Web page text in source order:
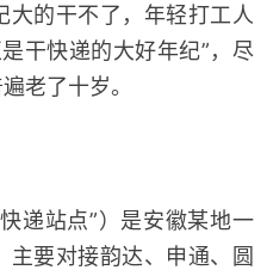
的干不了，年轻打工人
干快递的大好年纪”，尽
老了十岁。
站点”）是安徽某地一
主要对接韵达、申通、圆